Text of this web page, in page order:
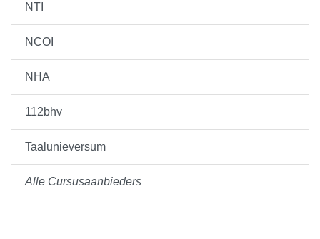
NTI
NCOI
NHA
112bhv
Taalunieversum
Alle Cursusaanbieders